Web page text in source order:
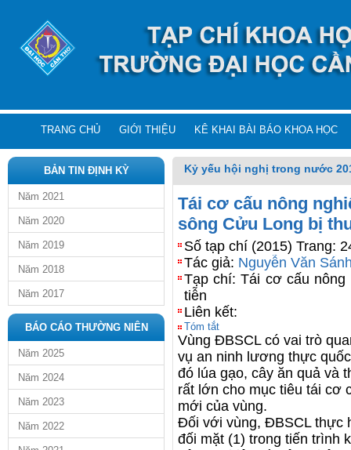
TRANG CHỦ GIỚI THIỆU KÊ KHAI BÀI BÁO KHOA HỌC
BẢN TIN ĐỊNH KỲ
Năm 2021
Năm 2020
Năm 2019
Năm 2018
Năm 2017
BÁO CÁO THƯỜNG NIÊN
Năm 2025
Năm 2024
Năm 2023
Năm 2022
Kỷ yếu hội nghị trong nước
Tái cơ cấu nông
sông Cửu Long bị
Số tạp chí (2015) Trang:
Tác giả: Nguyễn Văn
Tạp chí: Tái cơ cấu
tiễn
Liên kết:
Tóm tắt
Vùng ĐBSCL có vai trò
vụ an ninh lương thực
đó lúa gạo, cây ăn quả và
rất lớn cho mục tiêu tái cơ
mới của vùng.
Đối với vùng, ĐBSCL thực
đối mặt (1) trong tiến trình